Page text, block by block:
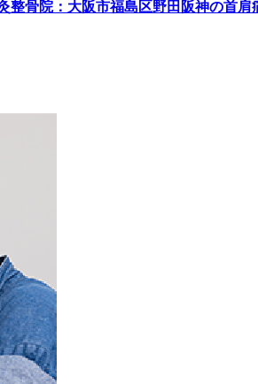
整骨院：大阪市福島区野田阪神の首肩